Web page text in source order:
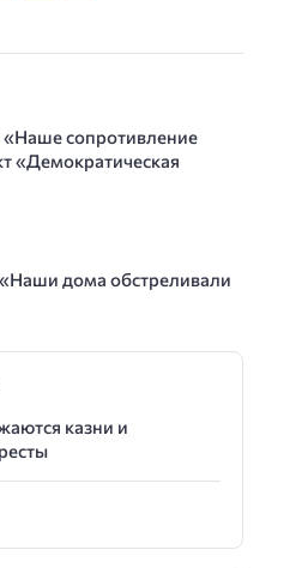
сопротивление
«Демократическая
дома обстреливали
казни и